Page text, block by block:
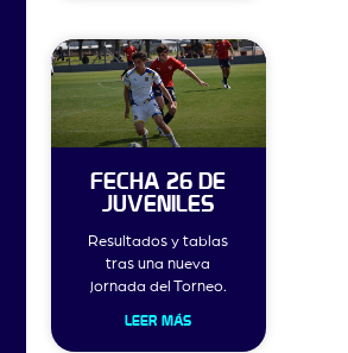
FECHA 26 DE
JUVENILES
Resultados y tablas
tras una nueva
jornada del Torneo.
LEER MÁS